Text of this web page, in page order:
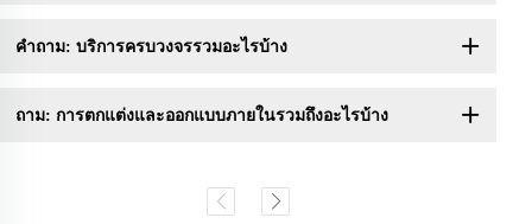
คำถาม: บริการครบวงจรรวมอะไรบ้าง
ถาม: การตกแต่งและออกแบบภายในรวมถึงอะไรบ้าง